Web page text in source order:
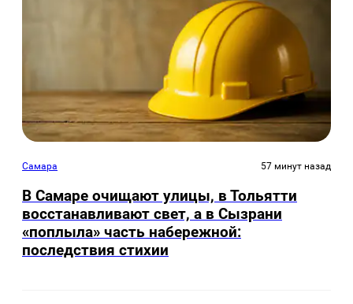
Самара 57 минут назад
В Самаре очищают улицы, в Тольятти
восстанавливают свет, а в Сызрани
«поплыла» часть набережной:
последствия стихии